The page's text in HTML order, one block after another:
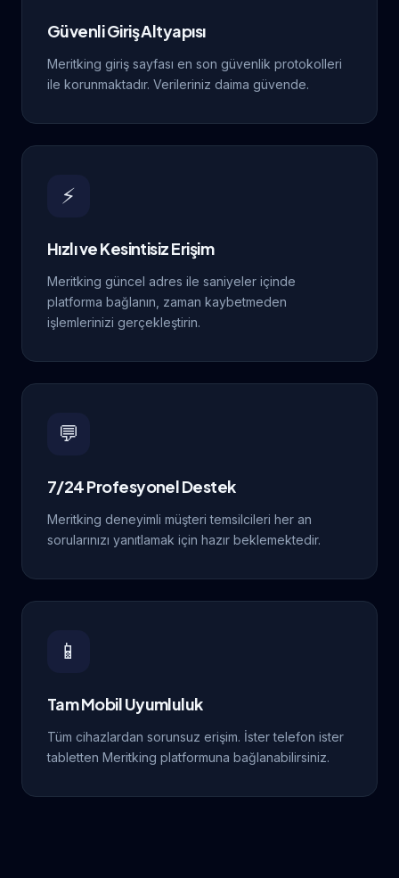
Güvenli Giriş Altyapısı
Meritking giriş sayfası en son güvenlik protokolleri
ile korunmaktadır. Verileriniz daima güvende.
⚡
Hızlı ve Kesintisiz Erişim
Meritking güncel adres ile saniyeler içinde
platforma bağlanın, zaman kaybetmeden
işlemlerinizi gerçekleştirin.
💬
7/24 Profesyonel Destek
Meritking deneyimli müşteri temsilcileri her an
sorularınızı yanıtlamak için hazır beklemektedir.
📱
Tam Mobil Uyumluluk
Tüm cihazlardan sorunsuz erişim. İster telefon ister
tabletten Meritking platformuna bağlanabilirsiniz.